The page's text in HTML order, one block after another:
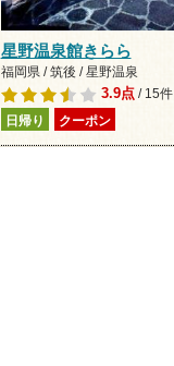
星野温泉館きらら
福岡県 / 筑後 / 星野温泉
3.9点/ 15件
日帰り クーポン